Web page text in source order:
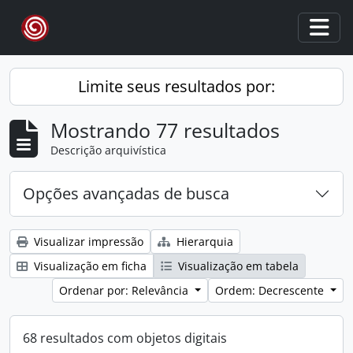
Skip to main content
Limite seus resultados por:
Mostrando 77 resultados
Descrição arquivística
Opções avançadas de busca
Visualizar impressão
Hierarquia
Visualização em ficha
Visualização em tabela
Ordenar por: Relevância
Ordem: Decrescente
68 resultados com objetos digitais